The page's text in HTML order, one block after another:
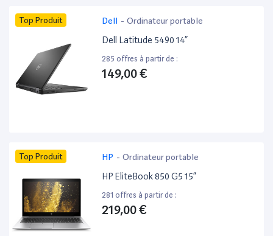
Top Produit Dell - Ordinateur portable
Dell Latitude 5490 14”
285 offres à partir de :
149,00 €
Top Produit HP - Ordinateur portable
HP EliteBook 850 G5 15”
281 offres à partir de :
219,00 €